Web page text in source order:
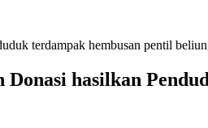
terdampak hembusan pentil
hasilkan